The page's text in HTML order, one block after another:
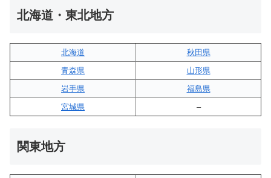
北海道・東北地方
北海道
秋田県
青森県
山形県
岩手県
福島県
宮城県
–
関東地方